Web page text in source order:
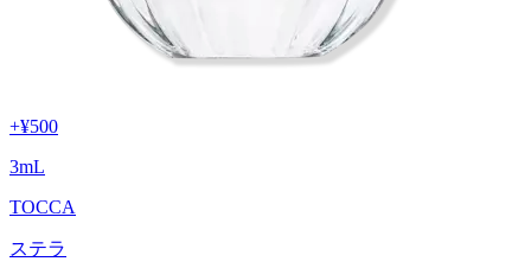
+¥500
3mL
TOCCA
ステラ